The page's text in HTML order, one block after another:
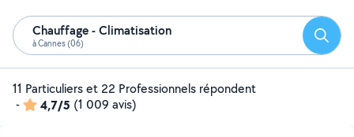
Chauffage - Climatisation
à Cannes (06)
11 Particuliers et 22 Professionnels répondent
-
4,7/5 (1 009 avis)